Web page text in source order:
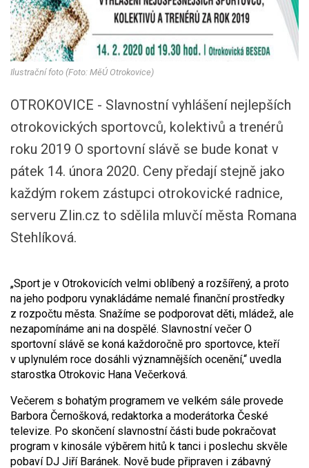
Ilustrační foto (Foto: MěÚ Otrokovice)
OTROKOVICE - Slavnostní vyhlášení nejlepších
otrokovických sportovců, kolektivů a trenérů
roku 2019 O sportovní slávě se bude konat v
pátek 14. února 2020. Ceny předají stejně jako
každým rokem zástupci otrokovické radnice,
serveru Zlin.cz to sdělila mluvčí města Romana
Stehlíková.
„Sport je v Otrokovicích velmi oblíbený a rozšířený, a proto
na jeho podporu vynakládáme nemalé finanční prostředky
z rozpočtu města. Snažíme se podporovat děti, mládež, ale
nezapomínáme ani na dospělé. Slavnostní večer O
sportovní slávě se koná každoročně pro sportovce, kteří
v uplynulém roce dosáhli významnějších ocenění,“ uvedla
starostka Otrokovic Hana Večerková.
Večerem s bohatým programem ve velkém sále provede
Barbora Černošková, redaktorka a moderátorka České
televize. Po skončení slavnostní části bude pokračovat
program v kinosále výběrem hitů k tanci i poslechu skvěle
pobaví DJ Jiří Baránek. Nově bude připraven i zábavný